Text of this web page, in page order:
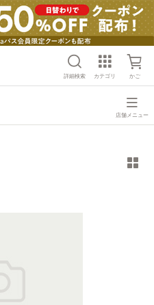
詳細検索 カテゴリ かご
店舗メニュー